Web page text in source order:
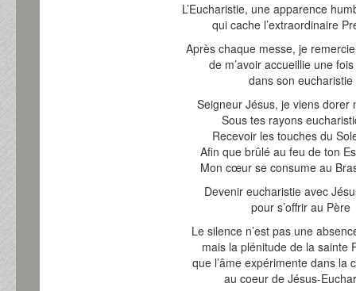
L’Eucharistie, une apparence
qui cache l’extraordinaire
Après chaque messe, je
de m’avoir accueillie une
dans son eucharistie
Seigneur Jésus, je viens
Sous tes rayons
Recevoir les touches du
Afin que brûlé au feu de ton
Mon cœur se consume au
Devenir eucharistie avec
pour s’offrir au Père
Le silence n’est pas une
mais la plénitude de la sainte
que l’âme expérimente dans la
au coeur de Jésus-